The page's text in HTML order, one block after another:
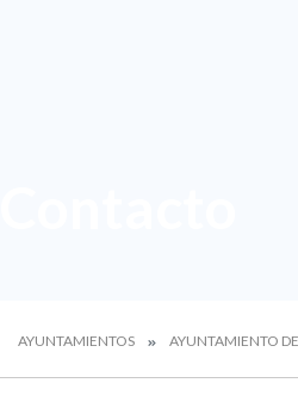
AYUNTAMIENTOS AYUNTAMIENTO